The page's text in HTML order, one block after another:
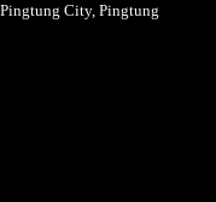
City, Pingtung